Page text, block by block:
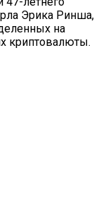
Эрика Ринша,
на
криптовалюты.